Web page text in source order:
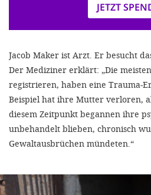
JETZT
Jacob Maker ist Arzt. Er besucht
Der Mediziner erklärt: „Die
registrieren, haben eine Trauma-
Beispiel hat ihre Mutter verloren,
diesem Zeitpunkt begannen ihre
unbehandelt blieben, chronisch
Gewaltausbrüchen mündeten.“